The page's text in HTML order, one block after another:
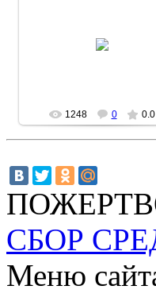
1248 0 0.0
СБОР
Меню